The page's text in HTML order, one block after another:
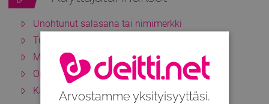
Unohtunut salasana tai nimimerkki
Tunnuksen poistaminen
Miten kirjaudun ulos palvelusta?
Onko Deitti.netillä omia feikkitunnuksia?
Käyttäjätilin varmennus
Arvostamme yksityisyyttäsi.